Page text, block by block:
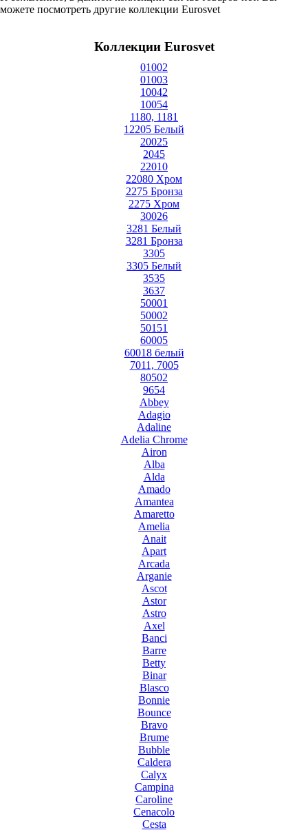
можете посмотреть другие коллекции Eurosvet
Коллекции Eurosvet
01002
01003
10042
10054
1180, 1181
12205 Белый
20025
2045
22010
22080 Хром
2275 Бронза
2275 Хром
30026
3281 Белый
3281 Бронза
3305
3305 Белый
3535
3637
50001
50002
50151
60005
60018 белый
7011, 7005
80502
9654
Abbey
Adagio
Adaline
Adelia Chrome
Airon
Alba
Alda
Amado
Amantea
Amaretto
Amelia
Anait
Apart
Arcada
Arganie
Ascot
Astor
Astro
Axel
Banci
Barre
Betty
Binar
Blasco
Bonnie
Bounce
Bravo
Brume
Bubble
Caldera
Calyx
Campina
Caroline
Cenacolo
Cesta